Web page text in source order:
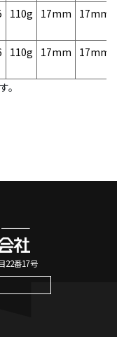
110g 17mm 17mm
110g 17mm 17mm
22番17号